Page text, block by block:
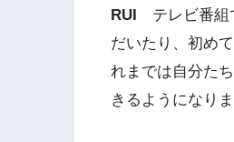
RUI テレビ番
だいたり、初め
れまでは自分た
きるようになりま